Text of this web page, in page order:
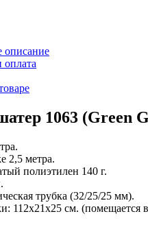
описание
оплата
1063 (Green
2,5 метра.
полиэтилен 140 г.
трубка (32/25/25 мм).
112х21х25 см.